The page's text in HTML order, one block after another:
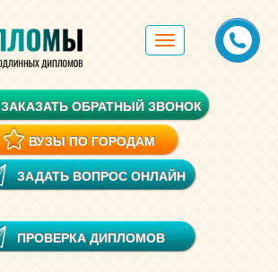
Toggle
navigation
ЗАКАЗАТЬ ОБРАТНЫЙ ЗВОНОК
ВУЗЫ ПО ГОРОДАМ
ЗАДАТЬ ВОПРОС ОНЛАЙН
ПРОВЕРКА ДИПЛОМОВ